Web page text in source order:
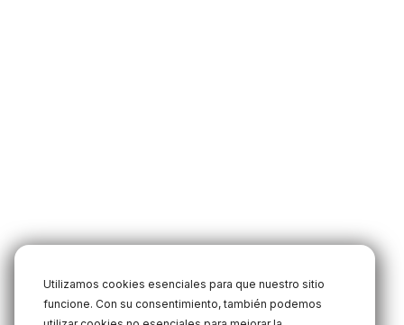
Utilizamos cookies esenciales para que nuestro sitio
funcione. Con su consentimiento, también podemos